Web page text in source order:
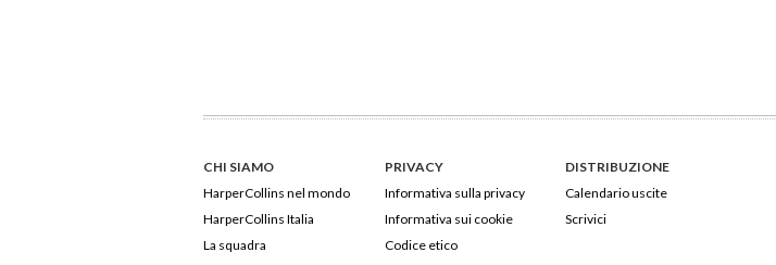
CHI SIAMO
HarperCollins nel mondo
HarperCollins Italia
La squadra
PRIVACY
Informativa sulla privacy
Informativa sui cookie
Codice etico
DISTRIBUZIONE
Calendario uscite
Scrivici